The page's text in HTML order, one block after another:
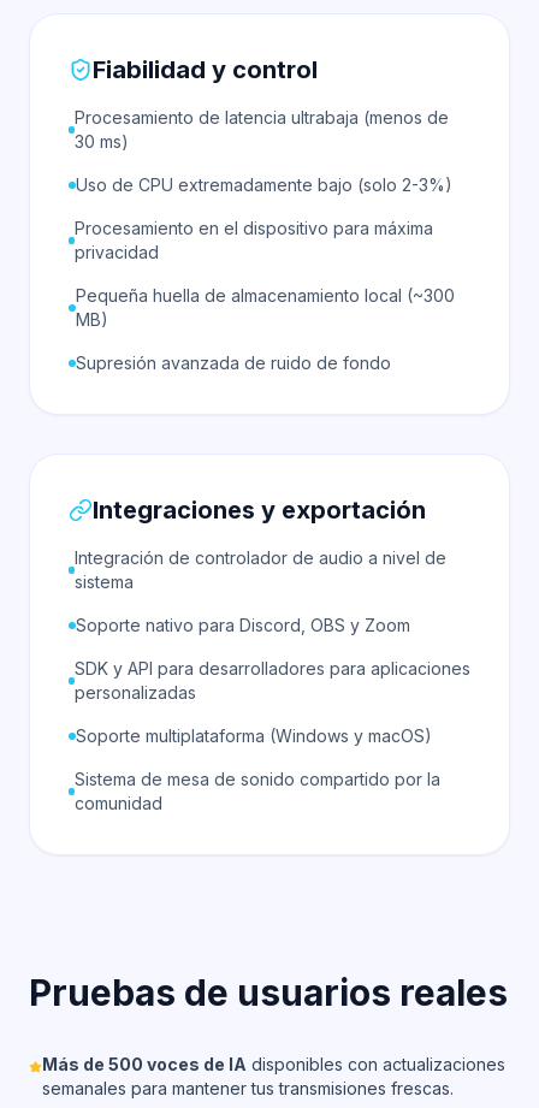
Fiabilidad y control
Procesamiento de latencia ultrabaja (menos de
30 ms)
Uso de CPU extremadamente bajo (solo 2-3%)
Procesamiento en el dispositivo para máxima
privacidad
Pequeña huella de almacenamiento local (~300
MB)
Supresión avanzada de ruido de fondo
Integraciones y exportación
Integración de controlador de audio a nivel de
sistema
Soporte nativo para Discord, OBS y Zoom
SDK y API para desarrolladores para aplicaciones
personalizadas
Soporte multiplataforma (Windows y macOS)
Sistema de mesa de sonido compartido por la
comunidad
Pruebas de usuarios reales
Más de 500 voces de IA disponibles con actualizaciones
semanales para mantener tus transmisiones frescas.